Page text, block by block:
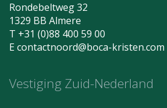
Rondebeltweg 32
1329 BB Almere
T +31 (0)88 400 59 00
Econtactnoord@boca-kristen.com
Vestiging Zuid-Nederland